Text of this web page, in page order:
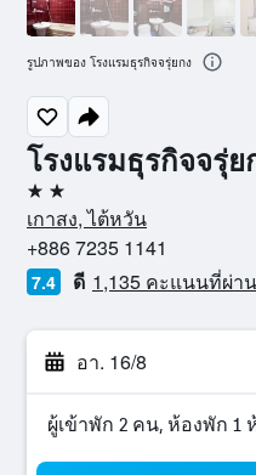
โรงแรมธุรกิจจรุ่ย
2 ดาว
เกาสง, ไต้หวัน
+886 7235 1141
7.4 ดี 1,135 คะแนนที่ผ่า
อา. 16/8
ผู้เข้าพัก 2 คน, ห้องพัก 1
รูปภาพของ โรงแรมธุรกิจจรุ่ยกง